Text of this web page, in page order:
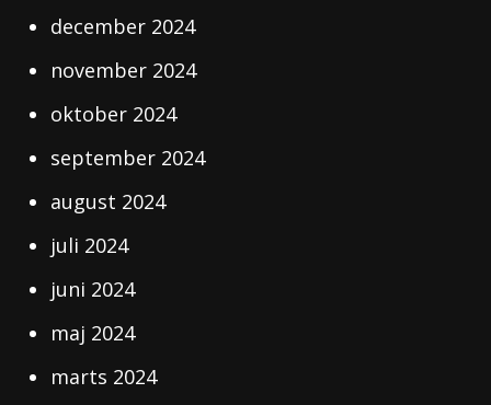
december 2024
november 2024
oktober 2024
september 2024
august 2024
juli 2024
juni 2024
maj 2024
marts 2024